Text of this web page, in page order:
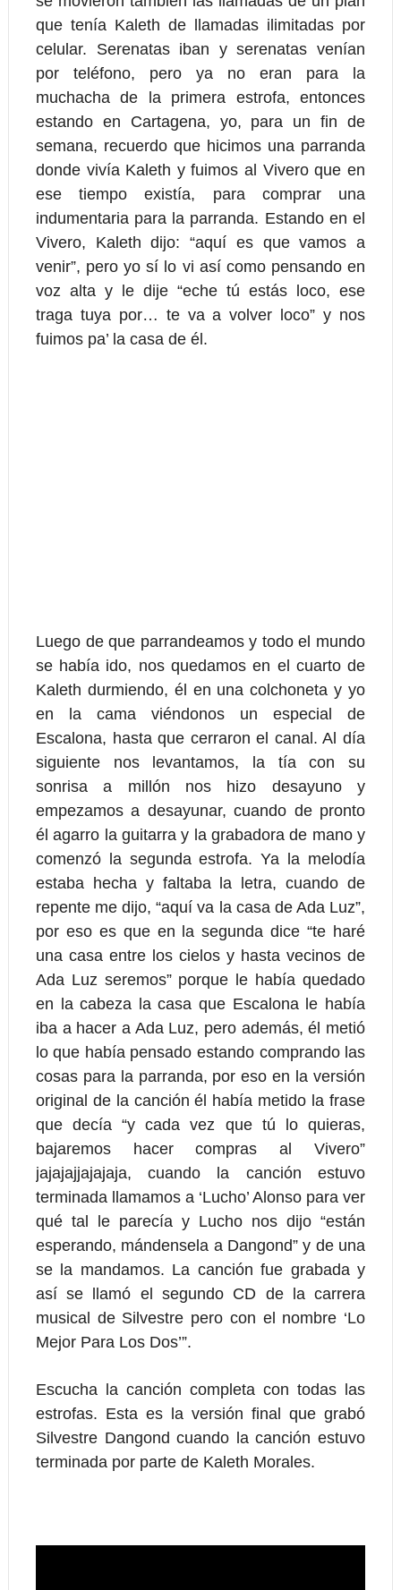
que tenía Kaleth de llamadas ilimitadas por
celular. Serenatas iban y serenatas venían
por teléfono, pero ya no eran para la
muchacha de la primera estrofa, entonces
estando en Cartagena, yo, para un fin de
semana, recuerdo que hicimos una parranda
donde vivía Kaleth y fuimos al Vivero que en
ese tiempo existía, para comprar una
indumentaria para la parranda. Estando en el
Vivero, Kaleth dijo: “aquí es que vamos a
venir”, pero yo sí lo vi así como pensando en
voz alta y le dije “eche tú estás loco, ese
traga tuya por… te va a volver loco” y nos
fuimos pa’ la casa de él.
Luego de que parrandeamos y todo el mundo
se había ido, nos quedamos en el cuarto de
Kaleth durmiendo, él en una colchoneta y yo
en la cama viéndonos un especial de
Escalona, hasta que cerraron el canal. Al día
siguiente nos levantamos, la tía con su
sonrisa a millón nos hizo desayuno y
empezamos a desayunar, cuando de pronto
él agarro la guitarra y la grabadora de mano y
comenzó la segunda estrofa. Ya la melodía
estaba hecha y faltaba la letra, cuando de
repente me dijo, “aquí va la casa de Ada Luz”,
por eso es que en la segunda dice “te haré
una casa entre los cielos y hasta vecinos de
Ada Luz seremos” porque le había quedado
en la cabeza la casa que Escalona le había
iba a hacer a Ada Luz, pero además, él metió
lo que había pensado estando comprando las
cosas para la parranda, por eso en la versión
original de la canción él había metido la frase
que decía “y cada vez que tú lo quieras,
bajaremos hacer compras al Vivero”
jajajajjajajaja, cuando la canción estuvo
terminada llamamos a ‘Lucho’ Alonso para ver
qué tal le parecía y Lucho nos dijo “están
esperando, mándensela a Dangond” y de una
se la mandamos. La canción fue grabada y
así se llamó el segundo CD de la carrera
musical de Silvestre pero con el nombre ‘Lo
Mejor Para Los Dos’”.
Escucha la canción completa con todas las
estrofas. Esta es la versión final que grabó
Silvestre Dangond cuando la canción estuvo
terminada por parte de Kaleth Morales.